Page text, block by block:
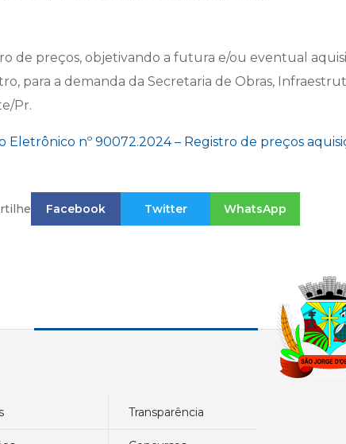
de preços, objetivando a futura e/ou eventual
para a demanda da Secretaria de Obras,
Pr.
Eletrônico nº 90072.2024 – Registro de preços
Facebook Twitter WhatsApp
transparência